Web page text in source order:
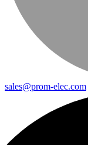
sales@prom-elec.com